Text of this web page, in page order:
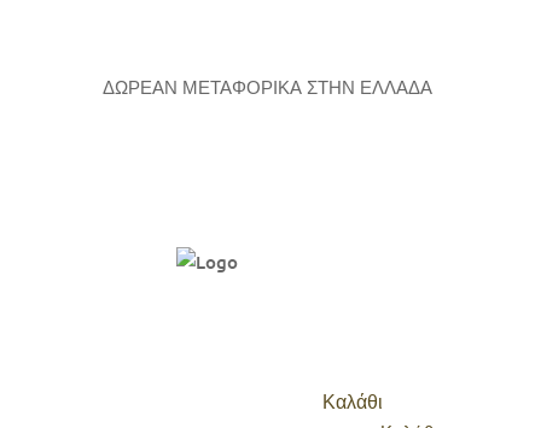
ΔΩΡΕΑΝ ΜΕΤΑΦΟΡΙΚΑ ΣΤΗΝ ΕΛΛΑΔΑ
Καλάθι